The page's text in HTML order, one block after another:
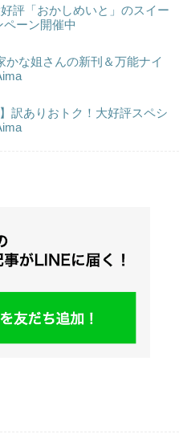
評「おかしめいと」のスイー
ーン開催中
かな姐さんの新刊＆万能ナイ
訳ありおトク！大好評スペシ